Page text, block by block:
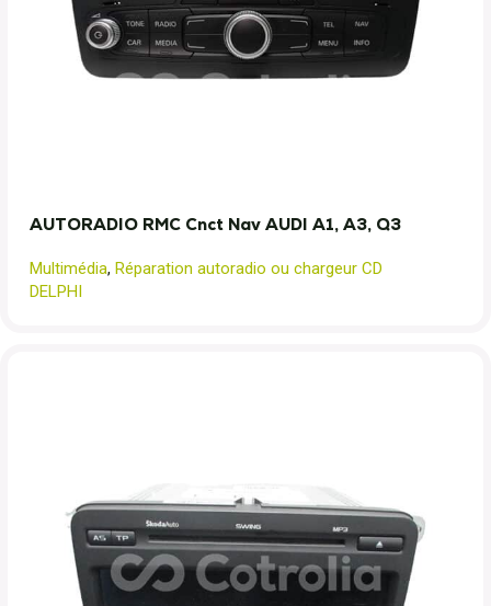
AUTORADIO RMC Cnct Nav AUDI A1, A3, Q3
Multimédia, Réparation autoradio ou chargeur CD
DELPHI